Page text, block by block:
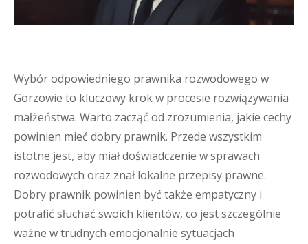
Wybór odpowiedniego prawnika rozwodowego w
Gorzowie to kluczowy krok w procesie rozwiązywania
małżeństwa. Warto zacząć od zrozumienia, jakie cechy
powinien mieć dobry prawnik. Przede wszystkim
istotne jest, aby miał doświadczenie w sprawach
rozwodowych oraz znał lokalne przepisy prawne.
Dobry prawnik powinien być także empatyczny i
potrafić słuchać swoich klientów, co jest szczególnie
ważne w trudnych emocjonalnie sytuacjach